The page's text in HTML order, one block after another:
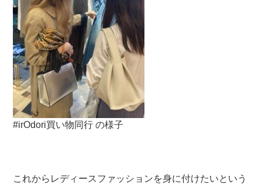
#irOdori買い物同行 の様子
これからレディースファッションを身に付けたいという